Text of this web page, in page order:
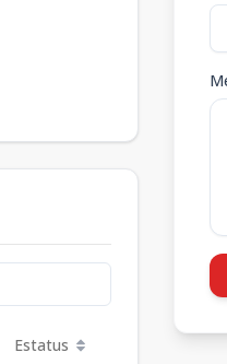
Estatus